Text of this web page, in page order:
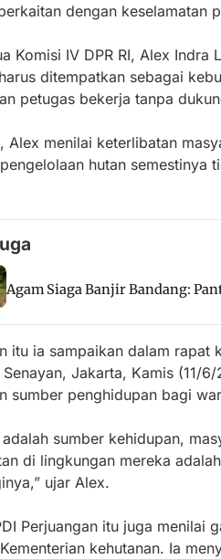
dengan keselamatan
Komisi IV DPR RI, Alex
ditempatkan sebagai
petugas bekerja tanpa
Alex menilai keterlibatan
hutan semestinya
Agam Siaga Banjir Bandang:
itu ia sampaikan dalam rapat
Senayan, Jakarta, Kamis (11/
sumber penghidupan bagi
adalah sumber kehidupan,
di lingkungan mereka
ujar Alex.
Perjuangan itu juga menilai
kehutanan. Ia